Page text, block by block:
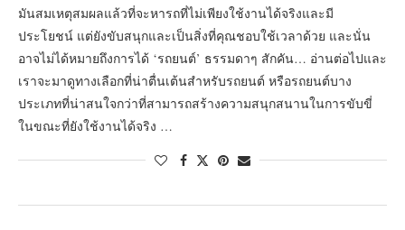
มันสมเหตุสมผลแล้วที่จะหารถที่ไม่เพียงใช้งานได้จริงและมี
ประโยชน์ แต่ยังขับสนุกและเป็นสิ่งที่คุณชอบใช้เวลาด้วย และนั่น
อาจไม่ได้หมายถึงการได้ ‘รถยนต์’ ธรรมดาๆ สักคัน… อ่านต่อไปและ
เราจะมาดูทางเลือกที่น่าตื่นเต้นสำหรับรถยนต์ หรือรถยนต์บาง
ประเภทที่น่าสนใจกว่าที่สามารถสร้างความสนุกสนานในการขับขี่
ในขณะที่ยังใช้งานได้จริง …